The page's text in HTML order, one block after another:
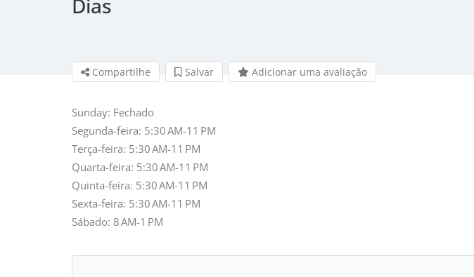
Dias
Compartilhe Salvar Adicionar uma avaliação
Sunday: Fechado
Segunda-feira: 5:30 AM-11 PM
Terça-feira: 5:30 AM-11 PM
Quarta-feira: 5:30 AM-11 PM
Quinta-feira: 5:30 AM-11 PM
Sexta-feira: 5:30 AM-11 PM
Sábado: 8 AM-1 PM